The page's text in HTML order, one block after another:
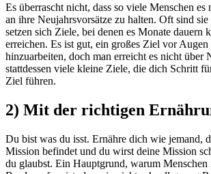
Es überrascht nicht, dass so viele Menschen es
an ihre Neujahrsvorsätze zu halten. Oft sind
setzen sich Ziele, bei denen es Monate dauern
erreichen. Es ist gut, ein großes Ziel vor
hinzuarbeiten, doch man erreicht es nicht über
stattdessen viele kleine Ziele, die dich Schritt
Ziel führen.
2) Mit der richtigen
Du bist was du isst. Ernähre dich wie jemand,
Mission befindet und du wirst deine Mission
du glaubst. Ein Hauptgrund, warum Menschen